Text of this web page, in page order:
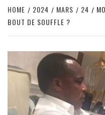
HOME 2024 MARS 24
BOUT DE SOUFFLE ?